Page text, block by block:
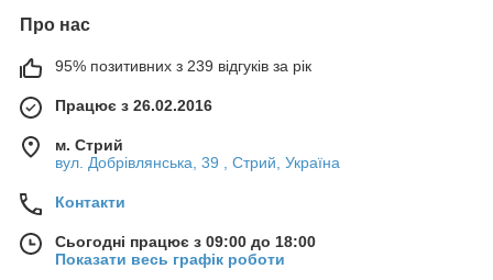
Про нас
95% позитивних з 239 відгуків за рік
Працює з 26.02.2016
м. Стрий
вул. Добрівлянська, 39 , Стрий, Україна
Контакти
Сьогодні працює з 09:00 до 18:00
Показати весь графік роботи